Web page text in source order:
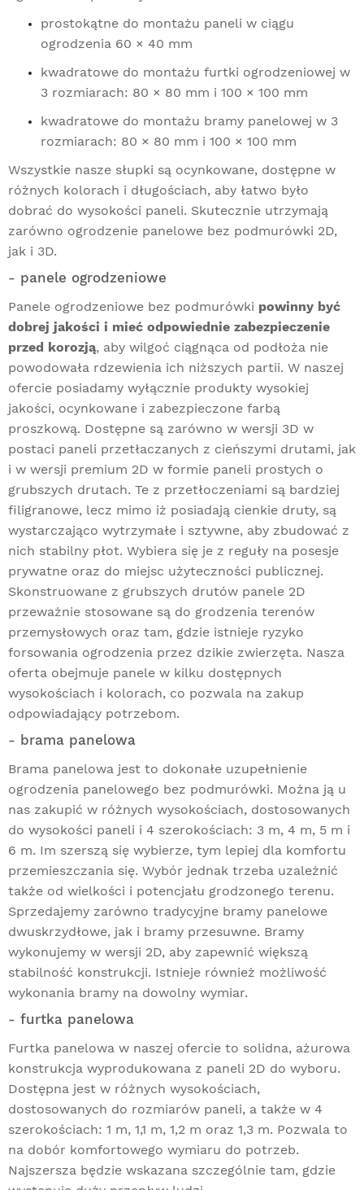
prostokątne do montażu paneli w ciągu
ogrodzenia 60 × 40 mm
kwadratowe do montażu furtki ogrodzeniowej w
3 rozmiarach: 80 × 80 mm i 100 × 100 mm
kwadratowe do montażu bramy panelowej w 3
rozmiarach: 80 × 80 mm i 100 × 100 mm
Wszystkie nasze słupki są ocynkowane, dostępne w
różnych kolorach i długościach, aby łatwo było
dobrać do wysokości paneli. Skutecznie utrzymają
zarówno ogrodzenie panelowe bez podmurówki 2D,
jak i 3D.
- panele ogrodzeniowe
Panele ogrodzeniowe bez podmurówki powinny być
dobrej jakości i mieć odpowiednie zabezpieczenie
przed korozją, aby wilgoć ciągnąca od podłoża nie
powodowała rdzewienia ich niższych partii. W naszej
ofercie posiadamy wyłącznie produkty wysokiej
jakości, ocynkowane i zabezpieczone farbą
proszkową. Dostępne są zarówno w wersji 3D w
postaci paneli przetłaczanych z cieńszymi drutami, jak
i w wersji premium 2D w formie paneli prostych o
grubszych drutach. Te z przetłoczeniami są bardziej
filigranowe, lecz mimo iż posiadają cienkie druty, są
wystarczająco wytrzymałe i sztywne, aby zbudować z
nich stabilny płot. Wybiera się je z reguły na posesje
prywatne oraz do miejsc użyteczności publicznej.
Skonstruowane z grubszych drutów panele 2D
przeważnie stosowane są do grodzenia terenów
przemysłowych oraz tam, gdzie istnieje ryzyko
forsowania ogrodzenia przez dzikie zwierzęta. Nasza
oferta obejmuje panele w kilku dostępnych
wysokościach i kolorach, co pozwala na zakup
odpowiadający potrzebom.
- brama panelowa
Brama panelowa jest to dokonałe uzupełnienie
ogrodzenia panelowego bez podmurówki. Można ją u
nas zakupić w różnych wysokościach, dostosowanych
do wysokości paneli i 4 szerokościach: 3 m, 4 m, 5 m i
6 m. Im szerszą się wybierze, tym lepiej dla komfortu
przemieszczania się. Wybór jednak trzeba uzależnić
także od wielkości i potencjału grodzonego terenu.
Sprzedajemy zarówno tradycyjne bramy panelowe
dwuskrzydłowe, jak i bramy przesuwne. Bramy
wykonujemy w wersji 2D, aby zapewnić większą
stabilność konstrukcji. Istnieje również możliwość
wykonania bramy na dowolny wymiar.
- furtka panelowa
Furtka panelowa w naszej ofercie to solidna, ażurowa
konstrukcja wyprodukowana z paneli 2D do wyboru.
Dostępna jest w różnych wysokościach,
dostosowanych do rozmiarów paneli, a także w 4
szerokościach: 1 m, 1,1 m, 1,2 m oraz 1,3 m. Pozwala to
na dobór komfortowego wymiaru do potrzeb.
Najszersza będzie wskazana szczególnie tam, gdzie